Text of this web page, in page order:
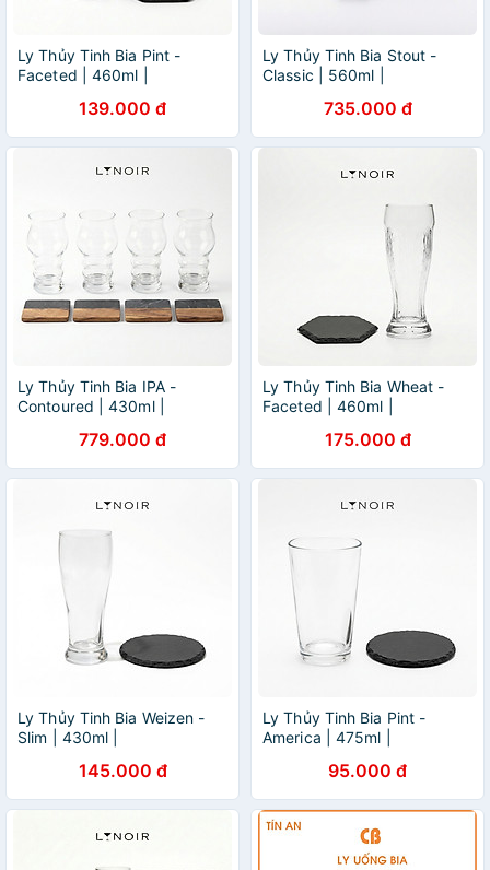
Ly Thủy Tinh Bia Pint -
Faceted | 460ml |
139.000 đ
Ly Thủy Tinh Bia Stout -
Classic | 560ml |
735.000 đ
Ly Thủy Tinh Bia IPA -
Contoured | 430ml |
779.000 đ
Ly Thủy Tinh Bia Wheat -
Faceted | 460ml |
175.000 đ
Ly Thủy Tinh Bia Weizen -
Slim | 430ml |
145.000 đ
Ly Thủy Tinh Bia Pint -
America | 475ml |
95.000 đ